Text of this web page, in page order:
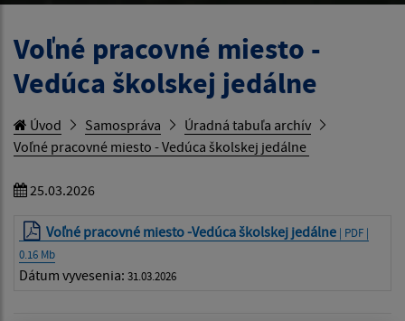
Voľné pracovné miesto -
Vedúca školskej jedálne
Úvod Samospráva
Úradná tabuľa archív
Voľné pracovné miesto - Vedúca školskej jedálne
25.03.2026
Voľné pracovné miesto -Vedúca školskej jedálne | PDF |
0.16 Mb
Dátum vyvesenia: 31.03.2026